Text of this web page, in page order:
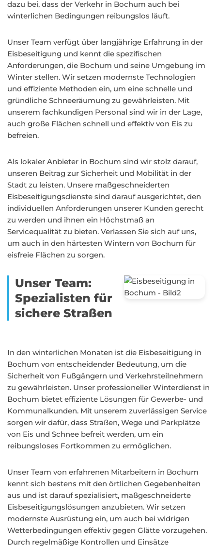
dazu bei, dass der Verkehr in Bochum auch bei
winterlichen Bedingungen reibungslos läuft.
Unser Team verfügt über langjährige Erfahrung in der
Eisbeseitigung und kennt die spezifischen
Anforderungen, die Bochum und seine Umgebung im
Winter stellen. Wir setzen modernste Technologien
und effiziente Methoden ein, um eine schnelle und
gründliche Schneeräumung zu gewährleisten. Mit
unserem fachkundigen Personal sind wir in der Lage,
auch große Flächen schnell und effektiv von Eis zu
befreien.
Als lokaler Anbieter in Bochum sind wir stolz darauf,
unseren Beitrag zur Sicherheit und Mobilität in der
Stadt zu leisten. Unsere maßgeschneiderten
Eisbeseitigungsdienste sind darauf ausgerichtet, den
individuellen Anforderungen unserer Kunden gerecht
zu werden und ihnen ein Höchstmaß an
Servicequalität zu bieten. Verlassen Sie sich auf uns,
um auch in den härtesten Wintern von Bochum für
eisfreie Flächen zu sorgen.
Unser Team:
Spezialisten für
sichere Straßen
In den winterlichen Monaten ist die Eisbeseitigung in
Bochum von entscheidender Bedeutung, um die
Sicherheit von Fußgängern und Verkehrsteilnehmern
zu gewährleisten. Unser professioneller Winterdienst in
Bochum bietet effiziente Lösungen für Gewerbe- und
Kommunalkunden. Mit unserem zuverlässigen Service
sorgen wir dafür, dass Straßen, Wege und Parkplätze
von Eis und Schnee befreit werden, um ein
reibungsloses Fortkommen zu ermöglichen.
Unser Team von erfahrenen Mitarbeitern in Bochum
kennt sich bestens mit den örtlichen Gegebenheiten
aus und ist darauf spezialisiert, maßgeschneiderte
Eisbeseitigungslösungen anzubieten. Wir setzen
modernste Ausrüstung ein, um auch bei widrigen
Wetterbedingungen effektiv gegen Glätte vorzugehen.
Durch regelmäßige Kontrollen und Einsätze